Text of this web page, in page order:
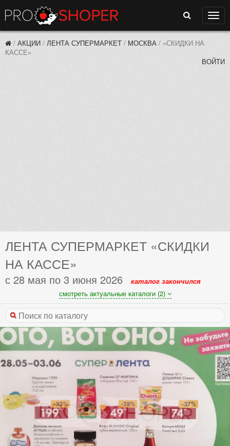
Поиск
/ АКЦИИ / ЛЕНТА СУПЕРМАРКЕТ / МОСКВА / «СКИДКИ НА
КАССЕ»
ВОЙТИ
ЛЕНТА СУПЕРМАРКЕТ «СКИДКИ
НА КАССЕ»
с 28 мая по 3 июня 2026
каталог закончился
смотреть актуальные каталоги (2)